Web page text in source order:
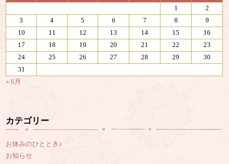
1
2
3
4 5 6 7 8
9
10
11 12 13 14 15
16
17
18 19 20 21 22
23
24
25 26 27 28 29
30
31
« 6月
カテゴリー
お休みのひととき♪
お知らせ